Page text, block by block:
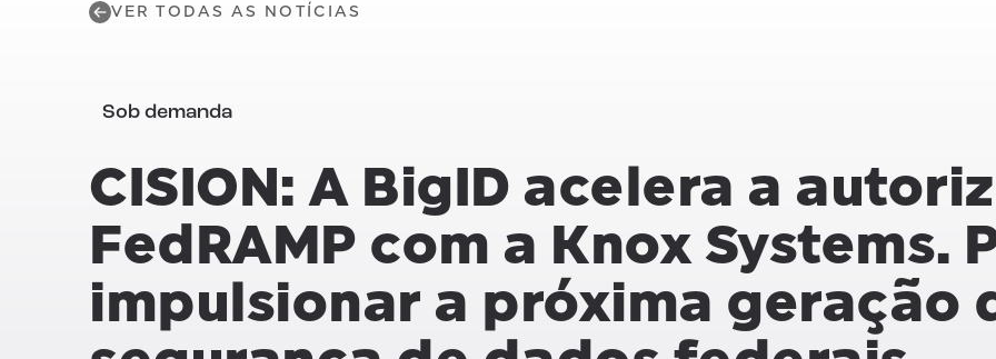
VER TODAS AS NOTÍCIAS
Sob demanda
CISION: A BigID acelera a
FedRAMP com a Knox Systems.
impulsionar a próxima geração